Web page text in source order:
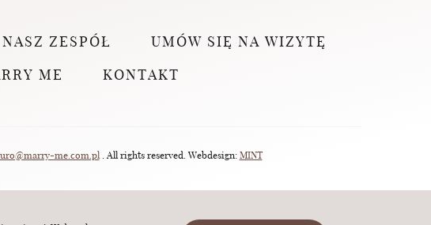
NASZ ZESPÓŁ UMÓW SIĘ NA WIZYTĘ
ME KONTAKT
me.com.pl . All rights reserved. Webdesign: MINT